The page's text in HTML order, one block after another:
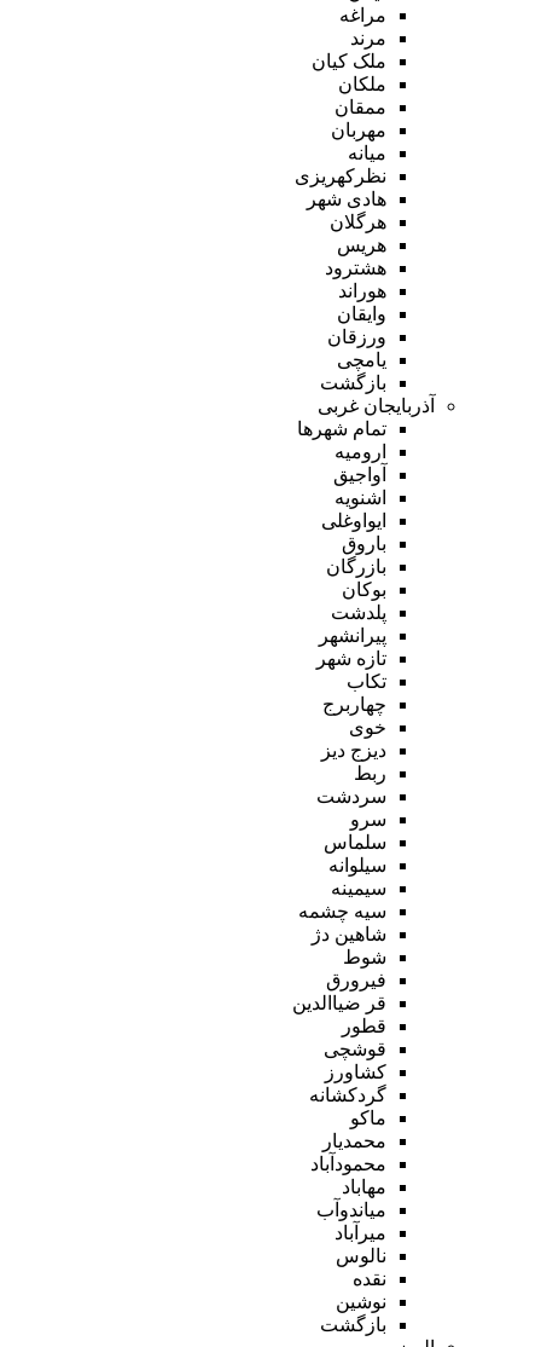
مراغه
مرند
ملک کیان
ملکان
ممقان
مهربان
میانه
نظرکهریزی
هادی شهر
هرگلان
هریس
هشترود
هوراند
وایقان
ورزقان
یامچی
بازگشت
آذربایجان غربی
تمام شهر‌ها
ارومیه
آواجیق
اشنویه
ایواوغلی
باروق
بازرگان
بوکان
پلدشت
پیرانشهر
تازه شهر
تکاب
چهاربرج
خوی
دیزج دیز
ربط
سردشت
سرو
سلماس
سیلوانه
سیمینه
سیه چشمه
شاهین دژ
شوط
فیرورق
قر ضیاالدین
قطور
قوشچی
کشاورز
گردکشانه
ماکو
محمدیار
محمودآباد
مهاباد
میاندوآب
میرآباد
نالوس
نقده
نوشین
بازگشت